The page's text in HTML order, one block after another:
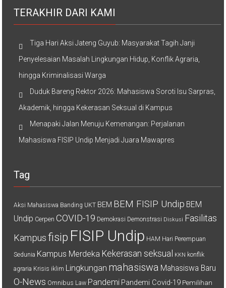
TERAKHIR DARI KAMI
Tiga Hari Aksi Jateng Guyub: Masyarakat Tagih Janji
Penyelesaian Masalah Lingkungan Hidup, Konflik Agraria,
hingga Kriminalisasi Warga
Duduk Bareng Rektor 2026: Mahasiswa Soroti Isu Sarpras,
Akademik, hingga Kekerasan Seksual di Kampus
Menapaki Jalan Menuju Kemenangan: Perjalanan
Mahasiswa FISIP Undip Menjadi Juara Mawapres
Tag
Aksi Mahasiswa Banding UKT BEM BEM FISIP Undip BEM
Undip Cerpen COVID-19 Demokrasi Demonstrasi Diskusi Fasilitas
Kampus fisip FISIP Undip HAM Hari Perempuan
Sedunia Kampus Merdeka Kekerasan seksual KKN konflik
agraria Krisis iklim Lingkungan mahasiswa Mahasiswa Baru
O-News Omnibus Law Pandemi Pandemi Covid-19 Pemilihan